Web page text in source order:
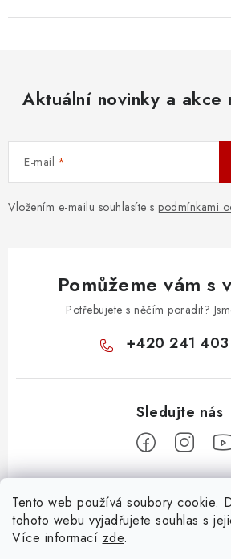
Tento web používá soubory cookie.
tohoto webu vyjadřujete souhlas s
Více informací zde.
Aktuální novinky a akce
E-mail
Vložením e-mailu souhlasíte s podmínkami
Pomůžeme vám s
Potřebujete s něčím poradit?
+420 241
Z
Informace pro vás